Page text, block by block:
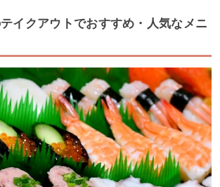
イクアウトでおすすめ・人気なメニ